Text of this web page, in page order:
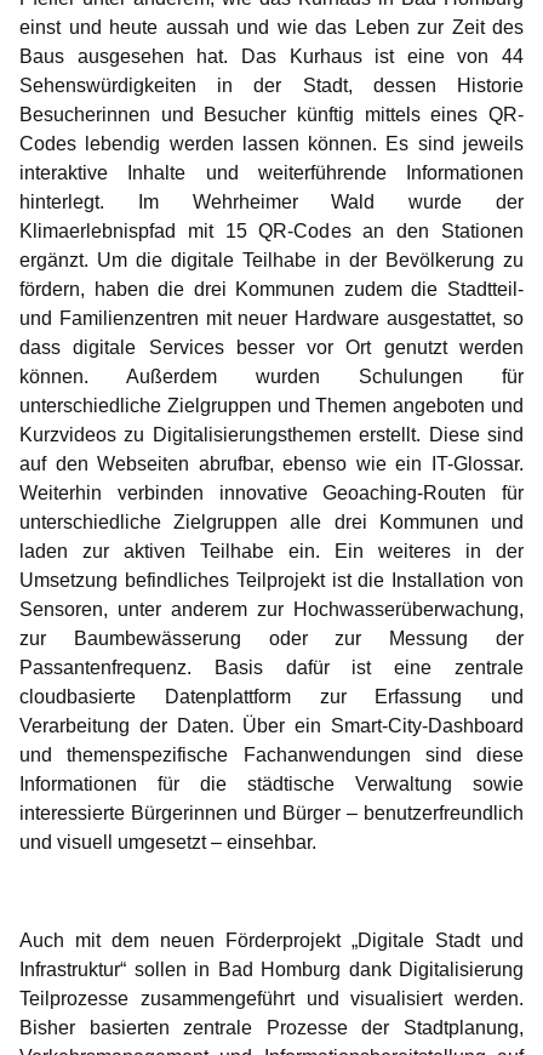
einst und heute aussah und wie das Leben zur Zeit des
Baus ausgesehen hat. Das Kurhaus ist eine von 44
Sehenswürdigkeiten in der Stadt, dessen Historie
Besucherinnen und Besucher künftig mittels eines QR-
Codes lebendig werden lassen können. Es sind jeweils
interaktive Inhalte und weiterführende Informationen
hinterlegt. Im Wehrheimer Wald wurde der
Klimaerlebnispfad mit 15 QR-Codes an den Stationen
ergänzt. Um die digitale Teilhabe in der Bevölkerung zu
fördern, haben die drei Kommunen zudem die Stadtteil-
und Familienzentren mit neuer Hardware ausgestattet, so
dass digitale Services besser vor Ort genutzt werden
können. Außerdem wurden Schulungen für
unterschiedliche Zielgruppen und Themen angeboten und
Kurzvideos zu Digitalisierungsthemen erstellt. Diese sind
auf den Webseiten abrufbar, ebenso wie ein IT-Glossar.
Weiterhin verbinden innovative Geoaching-Routen für
unterschiedliche Zielgruppen alle drei Kommunen und
laden zur aktiven Teilhabe ein. Ein weiteres in der
Umsetzung befindliches Teilprojekt ist die Installation von
Sensoren, unter anderem zur Hochwasserüberwachung,
zur Baumbewässerung oder zur Messung der
Passantenfrequenz. Basis dafür ist eine zentrale
cloudbasierte Datenplattform zur Erfassung und
Verarbeitung der Daten. Über ein Smart-City-Dashboard
und themenspezifische Fachanwendungen sind diese
Informationen für die städtische Verwaltung sowie
interessierte Bürgerinnen und Bürger – benutzerfreundlich
und visuell umgesetzt – einsehbar.
Auch mit dem neuen Förderprojekt „Digitale Stadt und
Infrastruktur“ sollen in Bad Homburg dank Digitalisierung
Teilprozesse zusammengeführt und visualisiert werden.
Bisher basierten zentrale Prozesse der Stadtplanung,